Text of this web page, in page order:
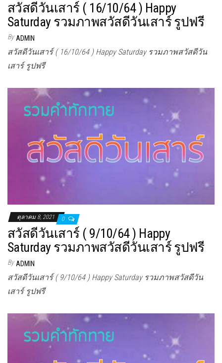
สวัสดีวันเสาร์ ( 16/10/64 ) Happy
Saturday รวมภาพสวัสดีวันเสาร์ รูปฟรี
By ADMIN
สวัสดีวันเสาร์ ( 16/10/64 ) Happy Saturday รวมภาพสวัสดีวัน
เสาร์ รูปฟรี
ตุลาคม 8, 2021 0
สวัสดีวันเสาร์ ( 9/10/64 ) Happy
Saturday รวมภาพสวัสดีวันเสาร์ รูปฟรี
By ADMIN
สวัสดีวันเสาร์ ( 9/10/64 ) Happy Saturday รวมภาพสวัสดีวัน
เสาร์ รูปฟรี